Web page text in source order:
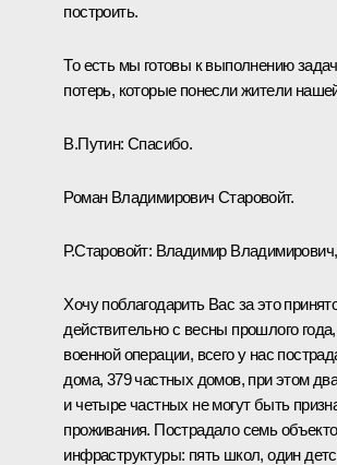
построить.
То есть мы готовы к выполнению
потерь, которые понесли жители
В.Путин: Спасибо.
Роман Владимирович Старовойт.
Р.Старовойт: Владимир
Хочу поблагодарить Вас за это
действительно с весны прошлого
военной операции, всего у нас
дома, 379 частных домов, при этом
и четыре частных не могут быть
проживания. Пострадало семь
инфраструктуры: пять школ, один